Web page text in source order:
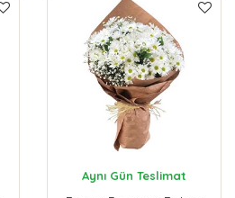
Aynı Gün Teslimat